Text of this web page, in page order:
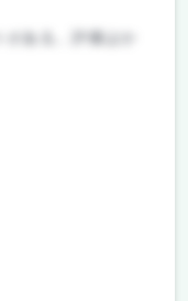
がある。評価はか